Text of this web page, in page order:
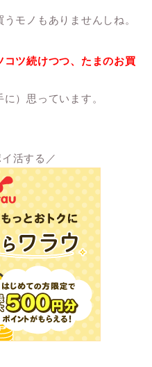
モノもありませんしね。
コツ続けつつ、たまのお買
）思っています。
活する／